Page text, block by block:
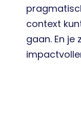
context
gaan. En je